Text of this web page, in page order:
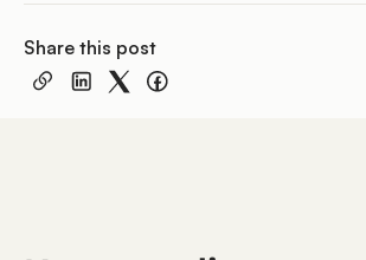
Share this post